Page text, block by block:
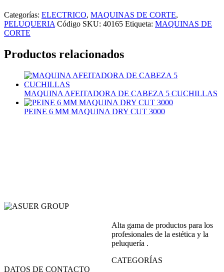
Categorías: ELECTRICO, MAQUINAS DE CORTE,
PELUQUERIA Código SKU: 40165 Etiqueta: MAQUINAS DE
CORTE
Productos relacionados
MAQUINA AFEITADORA DE CABEZA 5 CUCHILLAS
PEINE 6 MM MAQUINA DRY CUT 3000
Alta gama de productos para los
profesionales de la estética y la
peluquería .
CATEGORÍAS
DATOS DE CONTACTO